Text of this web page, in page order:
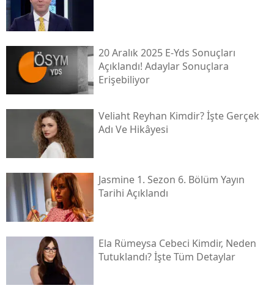
20 Aralık 2025 E-Yds Sonuçları
Açıklandı! Adaylar Sonuçlara
Erişebiliyor
Veliaht Reyhan Kimdir? İşte Gerçek
Adı Ve Hikâyesi
Jasmine 1. Sezon 6. Bölüm Yayın
Tarihi Açıklandı
Ela Rümeysa Cebeci Kimdir, Neden
Tutuklandı? İşte Tüm Detaylar